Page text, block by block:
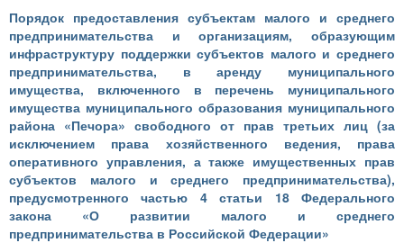
Порядок предоставления субъектам малого и среднего
предпринимательства и организациям, образующим
инфраструктуру поддержки субъектов малого и среднего
предпринимательства, в аренду муниципального
имущества, включенного в перечень муниципального
имущества муниципального образования муниципального
района «Печора» свободного от прав третьих лиц (за
исключением права хозяйственного ведения, права
оперативного управления, а также имущественных прав
субъектов малого и среднего предпринимательства),
предусмотренного частью 4 статьи 18 Федерального
закона «О развитии малого и среднего
предпринимательства в Российской Федерации»